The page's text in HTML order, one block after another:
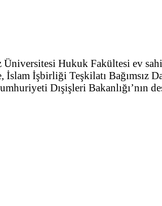
Hukuk Fakültesi ev
İşbirliği Teşkilatı Bağımsız
Dışişleri Bakanlığı’nın